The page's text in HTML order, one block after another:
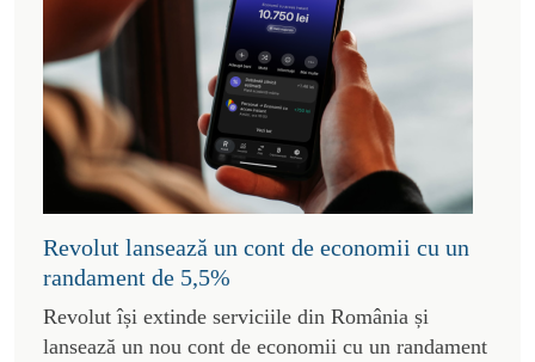
Revolut lansează un cont de economii cu un
randament de 5,5%
Revolut își extinde serviciile din România și
lansează un nou cont de economii cu un randament